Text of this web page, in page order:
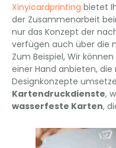
Xinyicardprinting bietet
der Zusammenarbeit
nur das Konzept der
verfügen auch über die
Zum Beispiel, Wir
einer Hand anbieten,
Designkonzepte
Kartendruckdienste,
wasserfeste Karten,